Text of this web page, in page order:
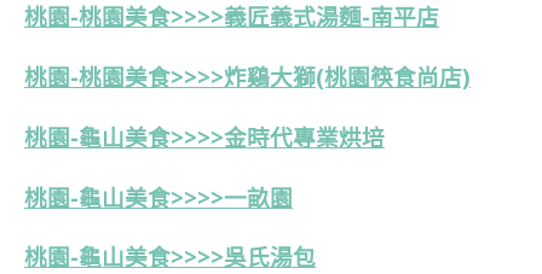
桃園-桃園美食>>>>義匠義式湯麵-南平店
桃園-桃園美食>>>>炸鷄大獅(桃園筷食尚店)
桃園-龜山美食>>>>金時代專業烘培
桃園-龜山美食>>>>一畝園
桃園-龜山美食>>>>吳氏湯包